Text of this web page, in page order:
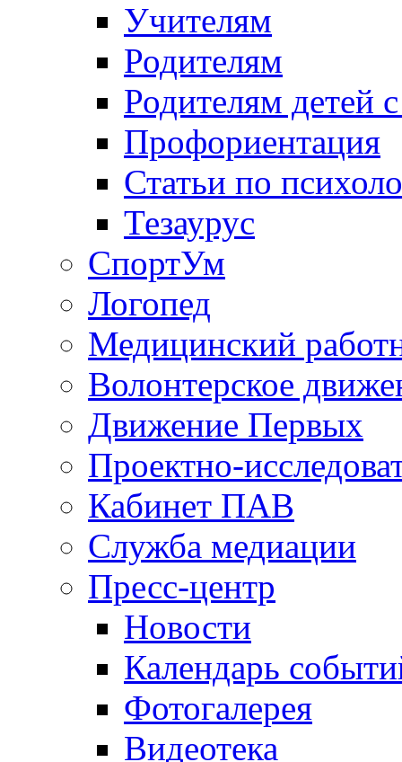
Учителям
Родителям
Родителям детей
Профориентация
Статьи по
Тезаурус
СпортУм
Логопед
Медицинский
Волонтерское
Движение Первых
Проектно-
Кабинет ПАВ
Служба медиации
Пресс-центр
Новости
Календарь
Фотогалерея
Видеотека